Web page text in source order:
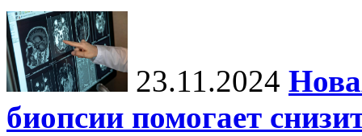
23.11.2024
биопсии помогает